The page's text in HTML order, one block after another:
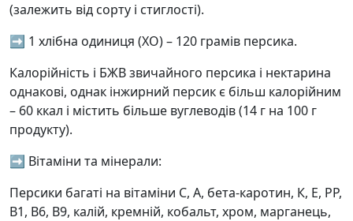
(залежить від сорту і стиглості).
➡️ 1 хлібна одиниця (ХО) – 120 грамів персика.
Калорійність і БЖВ звичайного персика і нектарина
однакові, однак інжирний персик є більш калорійним
– 60 ккал і містить більше вуглеводів (14 г на 100 г
продукту).
➡️ Вітаміни та мінерали:
Персики багаті на вітаміни С, А, бета-каротин, К, Е, РР,
В1, В6, В9, калій, кремній, кобальт, хром, марганець,